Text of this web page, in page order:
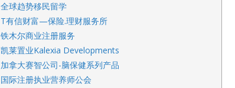
全球趋势移民留学
T有信财富—保险.理财服务所
铁木尔商业注册服务
凯莱置业Kalexia Developments
加拿大赛智公司-脑保健系列产品
国际注册执业营养师公会